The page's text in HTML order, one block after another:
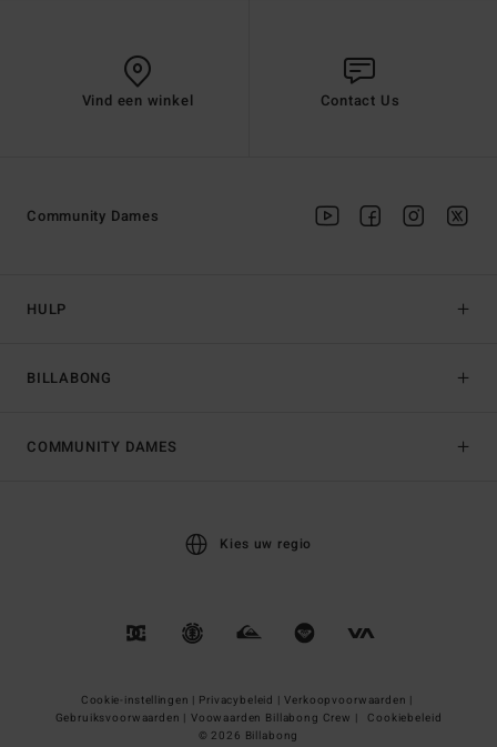
Vind een winkel Contact Us
HULP
BILLABONG
Community Dames
COMMUNITY DAMES
Kies uw regio
Cookie-instellingen | Privacybeleid | Verkoopvoorwaarden |
Gebruiksvoorwaarden | Voowaarden Billabong Crew |
Cookiebeleid
© 2026 Billabong